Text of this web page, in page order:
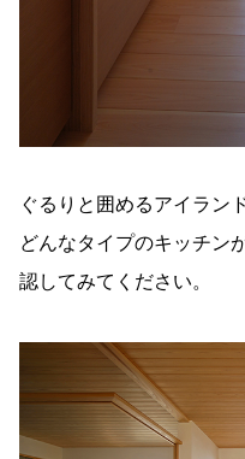
ぐるりと囲めるアイラン
どんなタイプのキッチン
認してみてください。